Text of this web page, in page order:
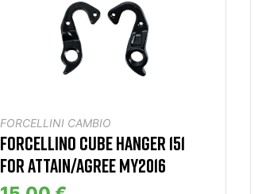
FORCELLINI CAMBIO
FORCELLINO CUBE HANGER 151
FOR ATTAIN/AGREE MY2016